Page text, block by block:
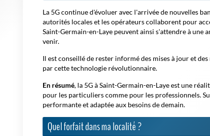
La 5G continue d'évoluer avec l'arrivée de nouvelles
autorités locales et les opérateurs collaborent pour
Saint-Germain-en-Laye peuvent ainsi s'attendre à une
venir.
Il est conseillé de rester informé des mises à jour et
par cette technologie révolutionnaire.
En résumé, la 5G à Saint-Germain-en-Laye est une
pour les particuliers comme pour les professionnels.
performante et adaptée aux besoins de demain.
Quel forfait dans ma localité ?